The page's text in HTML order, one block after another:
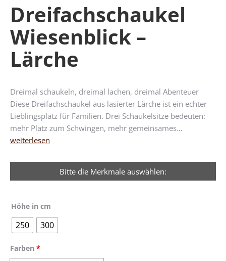
Dreifachschaukel
Wiesenblick –
Lärche
Dreimal schaukeln, dreimal lachen, dreimal Abenteuer
Diese Dreifachschaukel aus lasierter Lärche ist ein echter
Lieblingsplatz für Familien. Drei Schaukelsitze bedeuten:
mehr Platz zum Schwingen, mehr gemeinsames…
weiterlesen
Bitte die Merkmale auswählen:
Höhe in cm
250 300
Farben *